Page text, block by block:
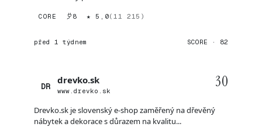
CORE 8 ★ 5,0(11 215)
před 1 týdnem SCORE · 82
DR
drevko.sk
www.drevko.sk
30
Drevko.sk je slovenský e-shop zaměřený na dřevěný
nábytek a dekorace s důrazem na kvalitu...